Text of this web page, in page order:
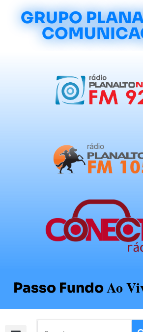
GRUPO
Passo FundoAo